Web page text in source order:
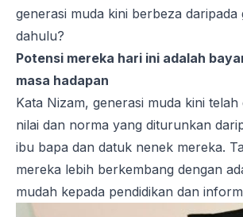
generasi muda kini berbeza daripada
dahulu?
Potensi mereka hari ini adalah
masa hadapan
Kata Nizam, generasi muda kini telah
nilai dan norma yang diturunkan
ibu bapa dan datuk nenek mereka.
mereka lebih berkembang dengan
mudah kepada pendidikan dan